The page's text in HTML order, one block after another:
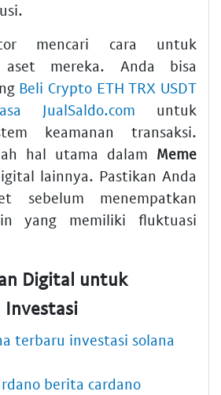
mencari cara untuk
aset mereka. Anda bisa
Beli Crypto ETH TRX USDT
JualSaldo.com untuk
keamanan transaksi.
hal utama dalam Meme
lainnya. Pastikan Anda
sebelum menempatkan
yang memiliki fluktuasi
Digital untuk
Investasi
terbaru investasi solana
berita cardano